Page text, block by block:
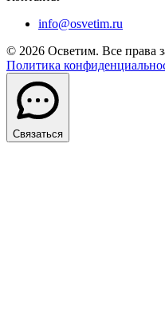
info@osvetim.ru
© 2026 Осветим. Все права
Политика
Связаться